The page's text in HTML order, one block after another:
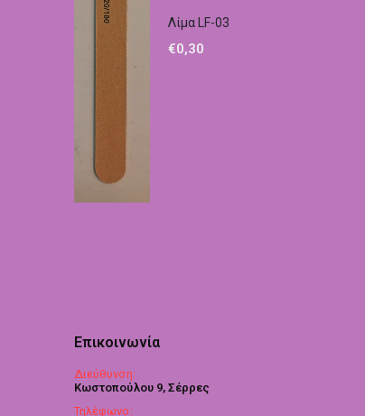
Λίμα LF-03
€0,30
Επικοινωνία
Διεύθυνση:
Κωστοπούλου 9, Σέρρες
Τηλέφωνο: